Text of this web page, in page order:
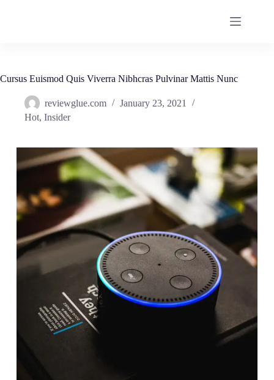
Cursus Euismod Quis Viverra Nibhcras Pulvinar Mattis Nunc
reviewglue.com
January 23, 2021
Hot, Insider